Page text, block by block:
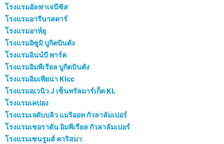
โรงแรมอัลฟาเจนีซิส
โรงแรมอารีนาสตาร์
โรงแรมอาห์ยุ
โรงแรมอิซูมิ บูกิตบินตัง
โรงแรมอินน์บี พาร์ค
โรงแรมอิมพีเรียล บูกิตบินตัง
โรงแรมอิมเพียน่า Klcc
โรงแรมอเวนิว J เซ็นทรัลมาร์เก็ต KL
โรงแรมเคปอง
โรงแรมเจดับบลิว แมริออท กัวลาลัมเปอร์
โรงแรมเชอราตัน อิมพีเรียล กัวลาลัมเปอร์
โรงแรมเซนรูมส์ คาริสมา